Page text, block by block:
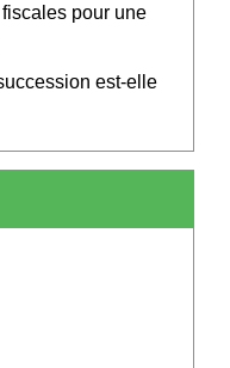
pour une
est-elle